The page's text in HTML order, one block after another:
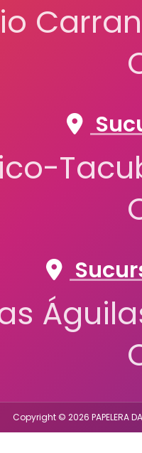
Copyright © 2026 PAPELERA